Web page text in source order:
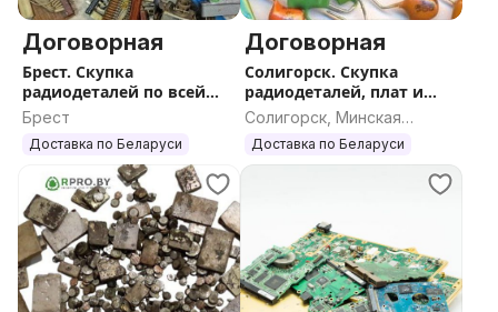
Договорная
Брест. Скупка
радиодеталей по всей
Беларуси
Брест
Доставка по Беларуси
Договорная
Солигорск. Скупка
радиодеталей, плат и
катализаторов по всей
Солигорск, Минская
область
Доставка по Беларуси